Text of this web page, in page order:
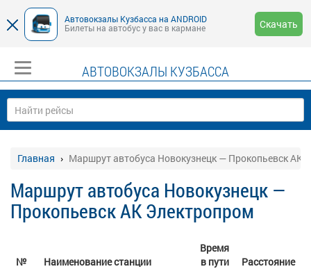
Автовокзалы Кузбасса на ANDROID
Билеты на автобус у вас в кармане
Скачать
АВТОВОКЗАЛЫ КУЗБАССА
Главная Маршрут автобуса Новокузнецк — Прокопьевск АК
Маршрут автобуса Новокузнецк —
Прокопьевск АК Электропром
№ Наименование станции
Время
в пути
Расстояние